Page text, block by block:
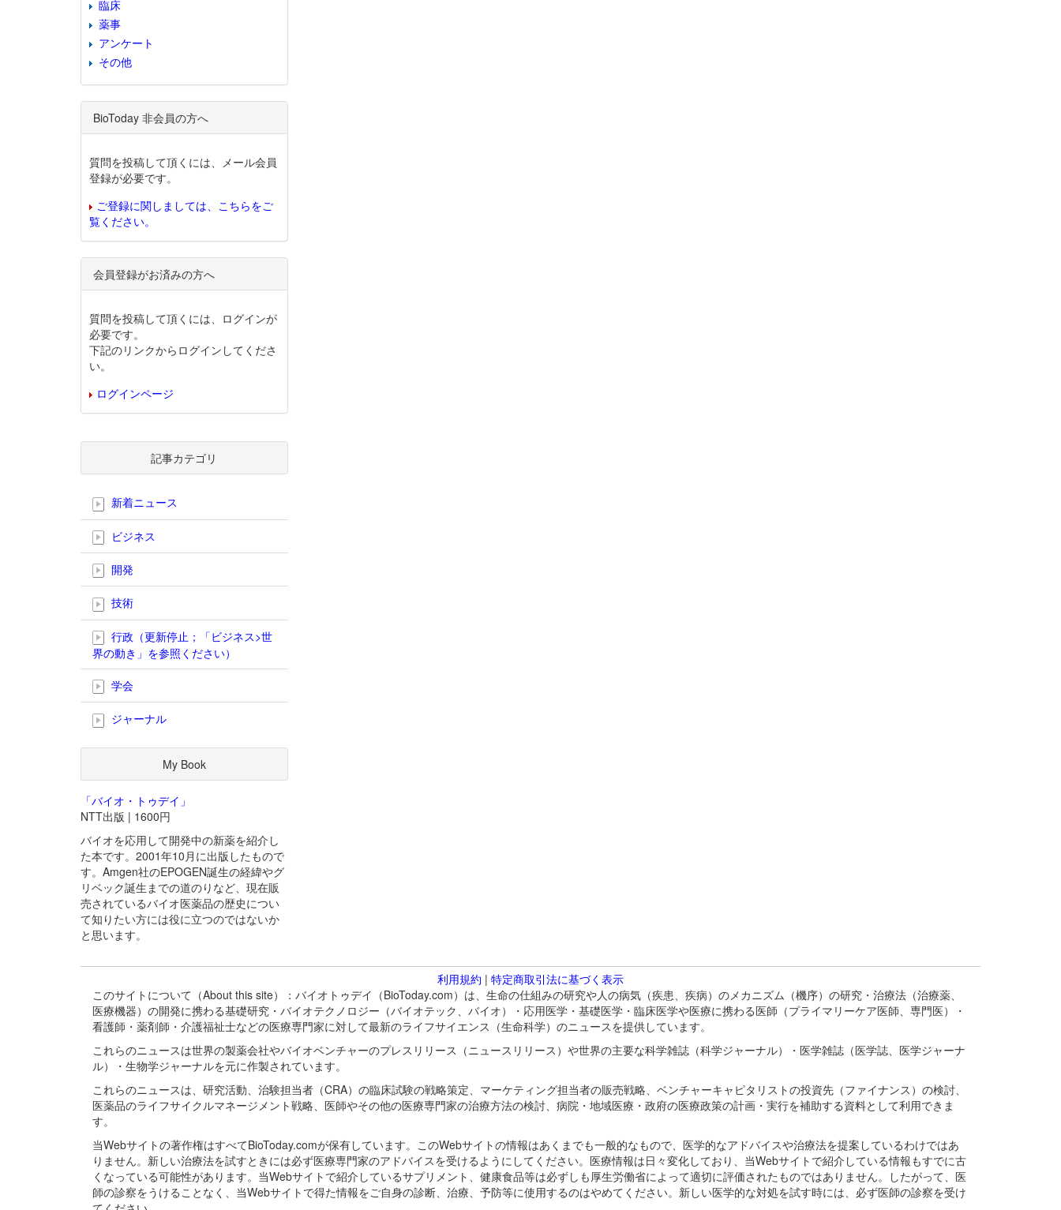
臨床
薬事
アンケート
その他
BioToday 非会員の方へ
質問を投稿して頂くには、メール会員
登録が必要です。
ご登録に関しましては、こちらをご
覧ください。
会員登録がお済みの方へ
質問を投稿して頂くには、ログインが
必要です。
下記のリンクからログインしてくださ
い。
ログインページ
記事カテゴリ
新着ニュース
ビジネス
開発
技術
行政（更新停止；「ビジネス>世
界の動き」を参照ください）
学会
ジャーナル
My Book
「バイオ・トゥデイ」
NTT出版 | 1600円
バイオを応用して開発中の新薬を紹介し
た本です。2001年10月に出版したもので
す。Amgen社のEPOGEN誕生の経緯やグ
リベック誕生までの道のりなど、現在販
売されているバイオ医薬品の歴史につい
て知りたい方には役に立つのではないか
と思います。
利用規約 | 特定商取引法に基づく表示
このサイトについて（About this site）：バイオトゥデイ（BioToday.com）は、生命の仕組みの研究や人の病気（疾患、疾病）のメカニズム（機序）の研究・治療法（治療薬、
医療機器）の開発に携わる基礎研究・バイオテクノロジー（バイオテック、バイオ）・応用医学・基礎医学・臨床医学や医療に携わる医師（プライマリーケア医師、専門医）・
看護師・薬剤師・介護福祉士などの医療専門家に対して最新のライフサイエンス（生命科学）のニュースを提供しています。
これらのニュースは世界の製薬会社やバイオベンチャーのプレスリリース（ニュースリリース）や世界の主要な科学雑誌（科学ジャーナル）・医学雑誌（医学誌、医学ジャーナ
ル）・生物学ジャーナルを元に作製されています。
これらのニュースは、研究活動、治験担当者（CRA）の臨床試験の戦略策定、マーケティング担当者の販売戦略、ベンチャーキャピタリストの投資先（ファイナンス）の検討、
医薬品のライフサイクルマネージメント戦略、医師やその他の医療専門家の治療方法の検討、病院・地域医療・政府の医療政策の計画・実行を補助する資料として利用できま
す。
当Webサイトの著作権はすべてBioToday.comが保有しています。このWebサイトの情報はあくまでも一般的なもので、医学的なアドバイスや治療法を提案しているわけではあ
りません。新しい治療法を試すときには必ず医療専門家のアドバイスを受けるようにしてください。医療情報は日々変化しており、当Webサイトで紹介している情報もすでに古
くなっている可能性があります。当Webサイトで紹介しているサプリメント、健康食品等は必ずしも厚生労働省によって適切に評価されたものではありません。したがって、医
師の診察をうけることなく、当Webサイトで得た情報をご自身の診断、治療、予防等に使用するのはやめてください。新しい医学的な対処を試す時には、必ず医師の診察を受け